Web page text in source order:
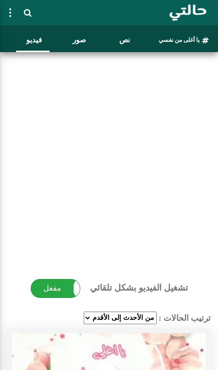
يا أغلى من نفسي نص صور فيديو
تشغيل الفيديو بشكل تلقائي مفعل غير مفعل
ترتيب الحالات :